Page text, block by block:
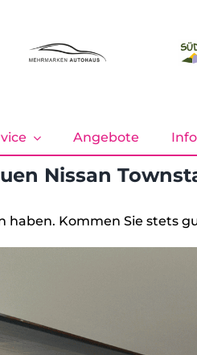
Angebote
Nissan
haben. Kommen Sie stets